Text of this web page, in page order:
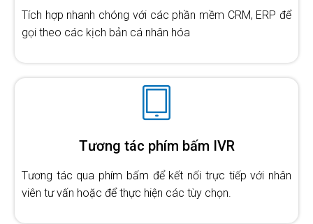
Tích hợp nhanh chóng với các phần mềm CRM, ERP để
gọi theo các kịch bản cá nhân hóa
Tương tác phím bấm IVR
Tương tác qua phím bấm để kết nối trực tiếp với nhân
viên tư vấn hoặc để thực hiện các tùy chọn.